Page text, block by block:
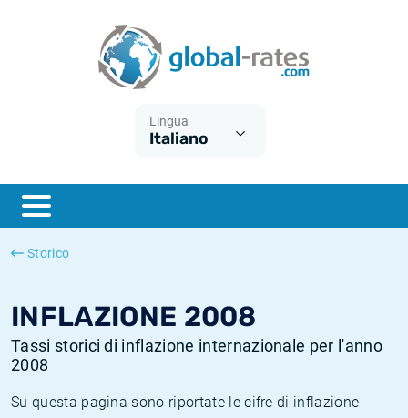
Lingua
Italiano
Storico
INFLAZIONE 2008
Tassi storici di inflazione internazionale per l'anno
2008
Su questa pagina sono riportate le cifre di inflazione
ESTER
SONIA
Cos'è l'inflazione CPI?
Cos'è l'inflazione HICP?
Inflazione Italia
Inflazione Stati Uniti
Tassi storici Euribor
Tassi storici di SONIA
Tassi storici di TONAR
Calcolatore dell’inflazione